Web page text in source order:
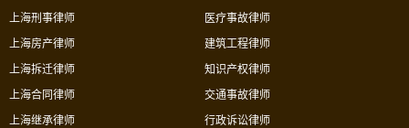
上海刑事律师
上海房产律师
上海拆迁律师
医疗事故律师
建筑工程律师
知识产权律师
上海合同律师
上海继承律师
交通事故律师
行政诉讼律师